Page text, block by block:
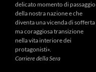
delicato momento di passaggio
della nostra nazione e che
diventa una vicenda di sofferta
ma coraggiosa transizione
nella vita interiore dei
protagonisti».
Corriere della Sera